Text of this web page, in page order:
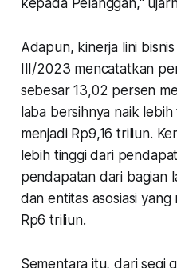
Adapun, kinerja lini
III/2023 mencatatkan
sebesar 13,02 persen
laba bersihnya naik
menjadi Rp9,16 triliun.
lebih tinggi dari
pendapatan dari bagian
dan entitas asosiasi
Rp6 triliun.
Sementara itu, dari segi